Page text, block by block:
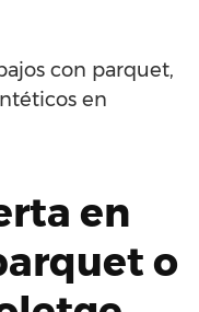
con parquet,
en
en
o